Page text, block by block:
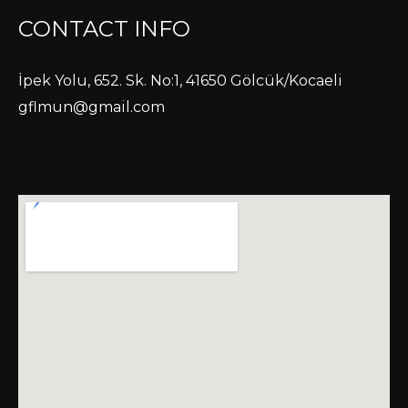
CONTACT INFO
İpek Yolu, 652. Sk. No:1, 41650 Gölcük/Kocaeli
gflmun@gmail.com